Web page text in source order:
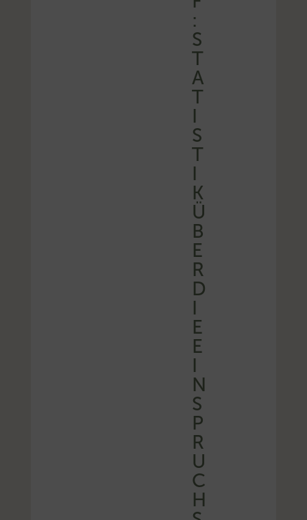
:
S
T
A
T
I
S
T
I
K
Ü
B
E
R
D
I
E
E
I
N
S
P
R
U
C
H